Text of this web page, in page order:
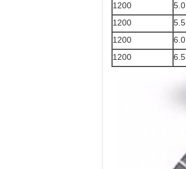
1200
5.0
1200
5.5
1200
6.0
1200
6.5